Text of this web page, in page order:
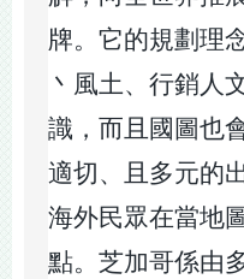
牌。它的規劃理
丶風土、行銷人
識，而且國圖也
適切、且多元的
海外民眾在當地
點。芝加哥係由